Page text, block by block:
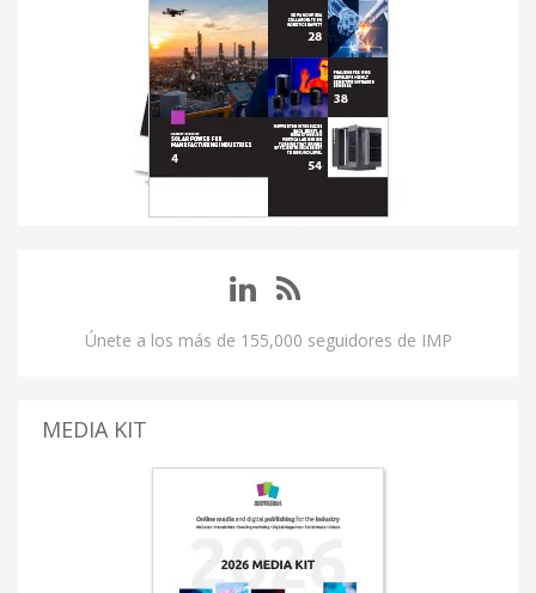
Únete a los más de 155,000 seguidores de IMP
MEDIA KIT